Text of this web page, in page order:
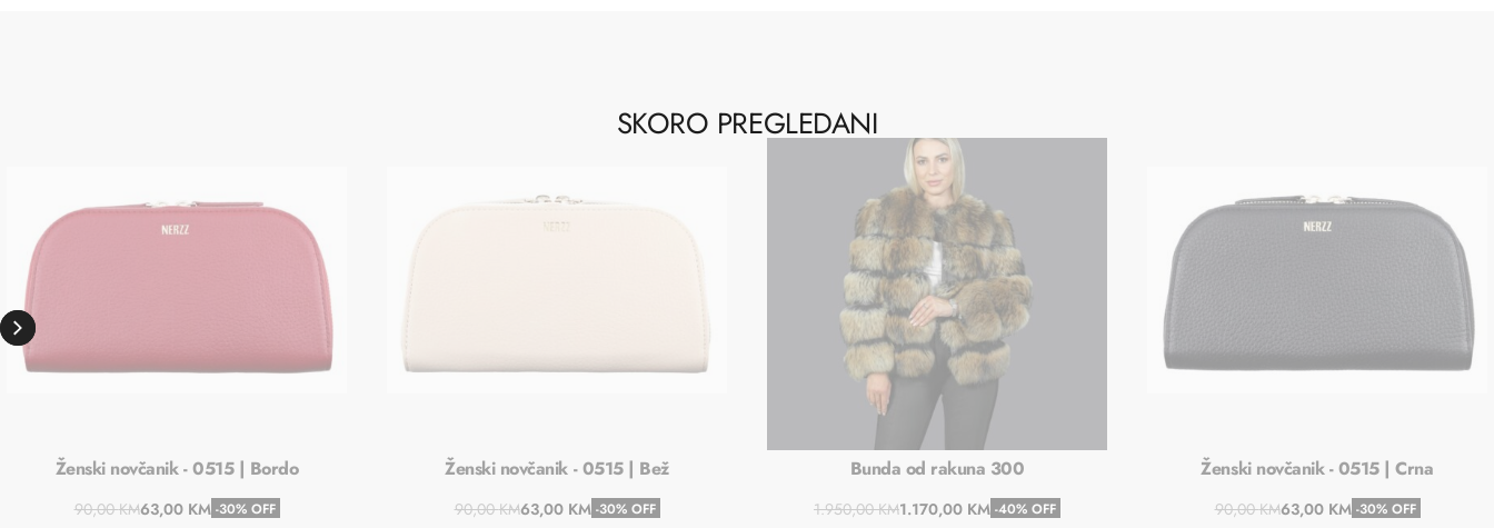
SKORO PREGLEDANI
Ženski novčanik - 0515 | Bordo
90,00KM63,00 KM -30% OFF
Ženski novčanik - 0515 | Bež
90,00KM63,00 KM -30% OFF
Bunda od rakuna 300
1.950,00KM1.170,00 KM -40% OFF
Ženski novčanik - 0515 | Crna
90,00KM63,00 KM -30% OFF